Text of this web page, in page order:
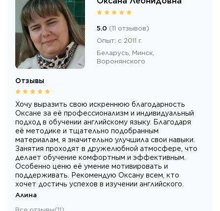
5.0 (11 отзывов)
Опыт: с 2011 г.
Беларусь, Минск,
Воронянского
Отзывы
Хочу выразить свою искреннюю благодарность
Оксане за её профессионализм и индивидуальный
подход в обучении английскому языку. Благодаря
её методике и тщательно подобранным
материалам, я значительно улучшила свои навыки.
Занятия проходят в дружелюбной атмосфере, что
делает обучение комфортным и эффективным.
Особенно ценю её умение мотивировать и
поддерживать. Рекомендую Оксану всем, кто
хочет достичь успехов в изучении английского.
Алина